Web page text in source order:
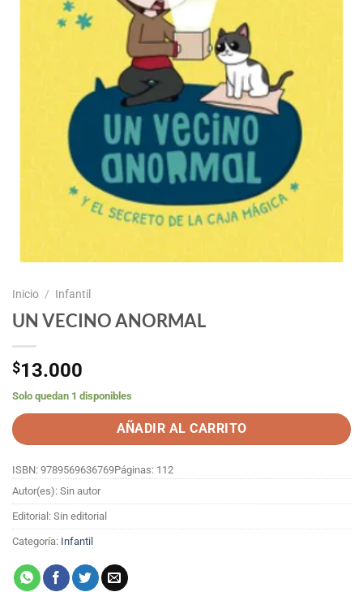
Inicio / Infantil
UN VECINO ANORMAL
$13.000
Solo quedan 1 disponibles
AÑADIR AL CARRITO
ISBN: 9789569636769Páginas: 112
Autor(es): Sin autor
Editorial: Sin editorial
Categoría: Infantil